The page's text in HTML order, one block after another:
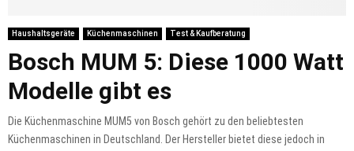
Haushaltsgeräte Küchenmaschinen Test & Kaufberatung
Bosch MUM 5: Diese 1000 Watt
Modelle gibt es
Die Küchenmaschine MUM5 von Bosch gehört zu den beliebtesten
Küchenmaschinen in Deutschland. Der Hersteller bietet diese jedoch in